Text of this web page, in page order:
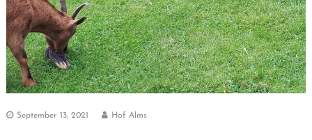
September 13, 2021 Hof Alms